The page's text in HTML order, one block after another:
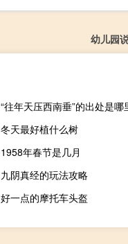
幼儿园
“往年天压西南垂”的出处是哪
冬天最好植什么树
1958年春节是几月
九阴真经的玩法攻略
好一点的摩托车头盔